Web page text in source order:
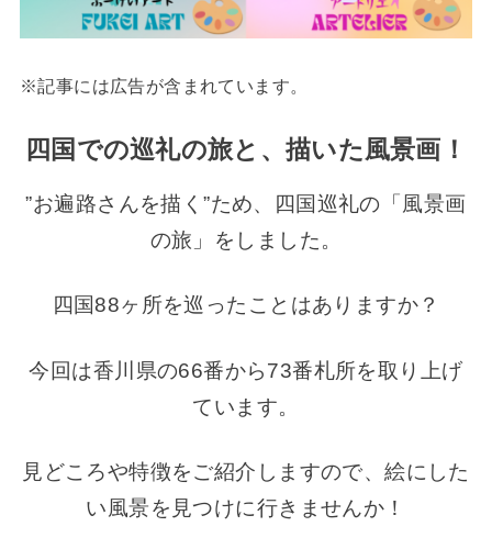
※記事には広告が含まれています。
四国での巡礼の旅と、描いた風景画！
”お遍路さんを描く”ため、四国巡礼の「風景画
の旅」をしました。
四国88ヶ所を巡ったことはありますか？
今回は香川県の66番から73番札所を取り上げ
ています。
見どころや特徴をご紹介しますので、絵にした
い風景を見つけに行きませんか！